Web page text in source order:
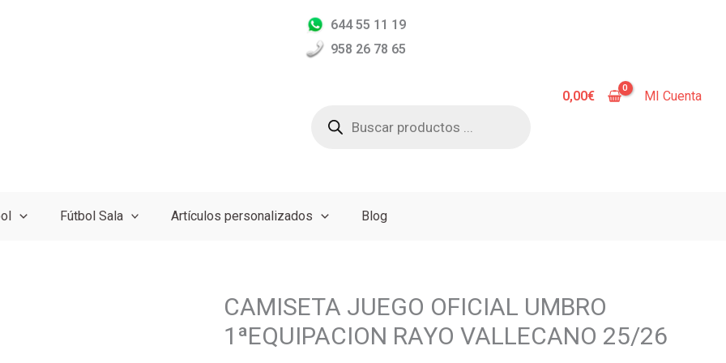
644 55 11 19
958 26 78 65
productos
0,00€ MI Cuenta
Fútbol Sala Artículos personalizados Blog
CAMISETA JUEGO OFICIAL UMBRO
1ªEQUIPACION RAYO VALLECANO 25/26
CAMISETA
OFICIAL